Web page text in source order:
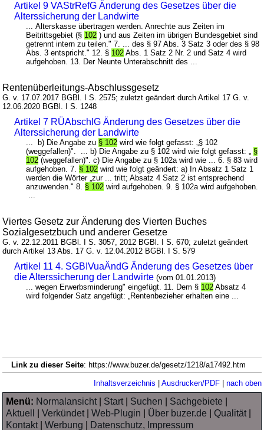
Artikel 9 VAStrRefG Änderung des Gesetzes über die
Alterssicherung der Landwirte
... Alterskasse übertragen werden. Anrechte aus Zeiten im
Beitrittsgebiet (§ 102 ) und aus Zeiten im übrigen Bundesgebiet sind
getrennt intern zu teilen." 7. ... des § 97 Abs. 3 Satz 3 oder des § 98
Abs. 3 entspricht." 12. § 102 Abs. 1 Satz 2 Nr. 2 und Satz 4 wird
aufgehoben. 13. Der Neunte Unterabschnitt des ...
Rentenüberleitungs-Abschlussgesetz
G. v. 17.07.2017 BGBl. I S. 2575; zuletzt geändert durch Artikel 17 G. v.
12.06.2020 BGBl. I S. 1248
Artikel 7 RÜAbschlG Änderung des Gesetzes über die
Alterssicherung der Landwirte
... b) Die Angabe zu § 102 wird wie folgt gefasst: „§ 102
(weggefallen)". ... b) Die Angabe zu § 102 wird wie folgt gefasst: „ §
102 (weggefallen)". c) Die Angabe zu § 102a wird wie ... 6. § 83 wird
aufgehoben. 7. § 102 wird wie folgt geändert: a) In Absatz 1 Satz 1
werden die Wörter „zur ... tritt; Absatz 4 Satz 2 ist entsprechend
anzuwenden." 8. § 102 wird aufgehoben. 9. § 102a wird aufgehoben.
...
Viertes Gesetz zur Änderung des Vierten Buches
Sozialgesetzbuch und anderer Gesetze
G. v. 22.12.2011 BGBl. I S. 3057, 2012 BGBl. I S. 670; zuletzt geändert
durch Artikel 13 Abs. 17 G. v. 12.04.2012 BGBl. I S. 579
Artikel 11 4. SGBIVuaÄndG Änderung des Gesetzes über
die Alterssicherung der Landwirte (vom 01.01.2013)
... wegen Erwerbsminderung" eingefügt. 11. Dem § 102 Absatz 4
wird folgender Satz angefügt: „Rentenbezieher erhalten eine ...
Link zu dieser Seite: https://www.buzer.de/gesetz/1218/a17492.htm
Inhaltsverzeichnis Ausdrucken/PDF| nach oben
Menü: Normalansicht| Start| Suchen Sachgebiete
Aktuell
|Verkündet|Web-Plugin Über buzer.de |Qualität|
Kontakt|Werbung Datenschutz, Impressum